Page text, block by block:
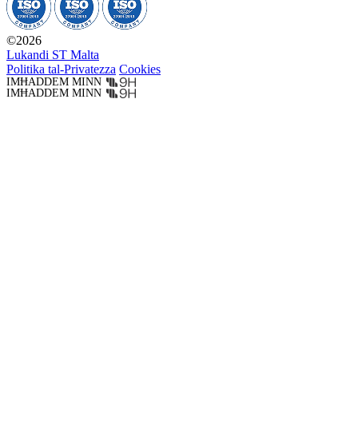
©2026
Lukandi ST Malta
Politika tal-Privatezza Cookies
IMĦADDEM MINN
IMĦADDEM MINN